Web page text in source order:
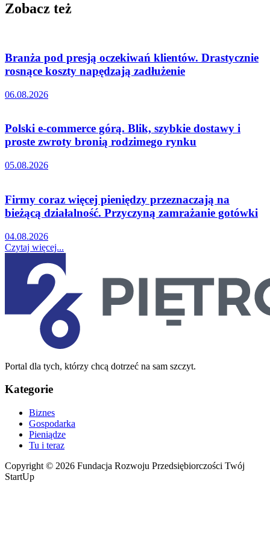
Zobacz też
Branża pod presją oczekiwań klientów. Drastycznie
rosnące koszty napędzają zadłużenie
06.08.2026
Polski e-commerce górą. Blik, szybkie dostawy i
proste zwroty bronią rodzimego rynku
05.08.2026
Firmy coraz więcej pieniędzy przeznaczają na
bieżącą działalność. Przyczyną zamrażanie gotówki
04.08.2026
Czytaj więcej...
Portal dla tych, którzy chcą dotrzeć na sam szczyt.
Kategorie
Biznes
Gospodarka
Pieniądze
Tu i teraz
Copyright © 2026 Fundacja Rozwoju Przedsiębiorczości Twój
StartUp